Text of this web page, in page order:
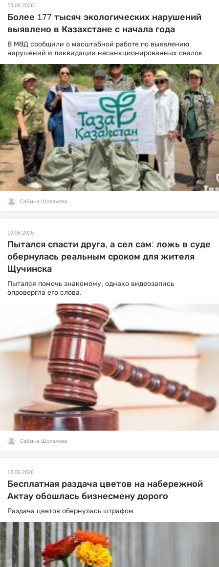
23.06.2026
Более 177 тысяч экологических нарушений
выявлено в Казахстане с начала года
В МВД сообщили о масштабной работе по выявлению
нарушений и ликвидации несанкционированных свалок.
Сабина Шолахова
19.06.2026
Пытался спасти друга, а сел сам: ложь в суде
обернулась реальным сроком для жителя
Щучинска
Пытался помочь знакомому, однако видеозапись
опровергла его слова.
Сабина Шолахова
18.06.2026
Бесплатная раздача цветов на набережной
Актау обошлась бизнесмену дорого
Раздача цветов обернулась штрафом.